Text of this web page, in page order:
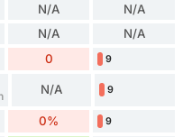
N/A N/A
N/A N/A
0 9
N/A 9
0% 9